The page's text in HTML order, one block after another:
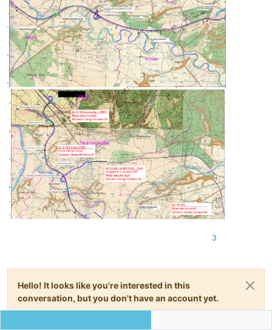
3
Hello! It looks like you're interested in this
conversation, but you don't have an account yet.